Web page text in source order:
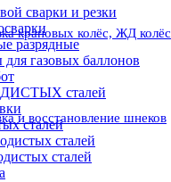
крановых колёс, ЖД колёс
и восстановление шнеков
сварки и резки
разрядные
газовых баллонов
сталей
сталей
сталей
сталей